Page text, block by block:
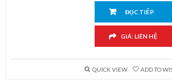
ĐỌC TIẾP
GIÁ: LIÊN HỆ
QUICK VIEW ADD TO